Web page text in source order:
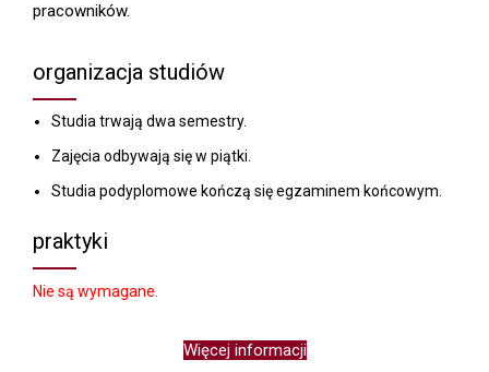
pracowników.
organizacja studiów
Studia trwają dwa semestry.
Zajęcia odbywają się w piątki.
Studia podyplomowe kończą się egzaminem końcowym.
praktyki
Nie są wymagane.
Więcej informacji